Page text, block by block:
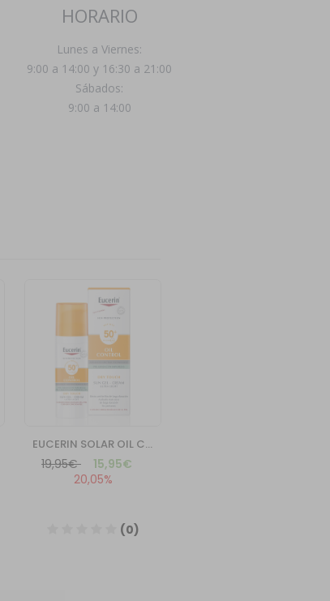
HORARIO
Lunes a Viernes:
9:00 a 14:00 y 16:30 a 21:00
Sábados:
9:00 a 14:00